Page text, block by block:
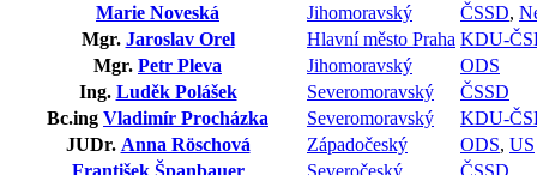
Marie Noveská
Jihomoravský ČSSD,
Mgr. Jaroslav Orel Hlavní město Praha KDU-
Mgr. Petr Pleva Jihomoravský
ODS
Ing. Luděk Polášek Severomoravský
ČSSD
Bc.ing Vladimír Procházka Severomoravský
KDU-
JUDr. Anna Röschová Západočeský ODS, US
František Španbauer
Severočeský
ČSSD